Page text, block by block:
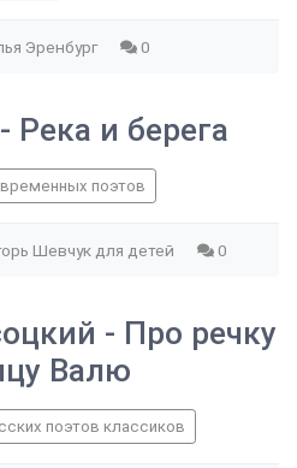
Эренбург 0
Река и берега
поэтов
Шевчук для детей 0
- Про речку
Валю
поэтов классиков